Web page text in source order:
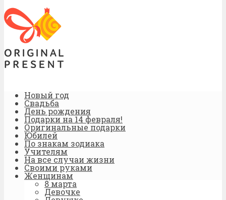
Новый год
Свадьба
День рождения
Подарки на 14 февраля!
Оригинальные подарки
Юбилей
По знакам зодиака
Учителям
На все случаи жизни
Своими руками
Женщинам
8 марта
Девочке